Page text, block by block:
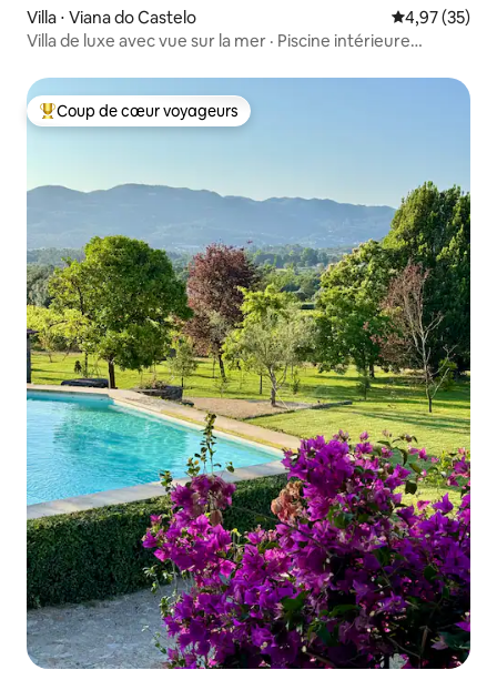
Villa ⋅ Viana do Castelo Évaluation
4,97 (35)
Villa de luxe avec vue sur la mer · Piscine intérieure
Coups de cœur voyageurs les plus appréciés
Coup de cœur voyageurs